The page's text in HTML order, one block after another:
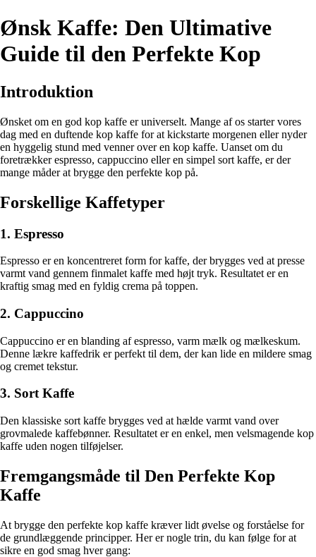
Ønsk Kaffe: Den Ultimative
Guide til den Perfekte Kop
Introduktion
Ønsket om en god kop kaffe er universelt. Mange af os starter vores
dag med en duftende kop kaffe for at kickstarte morgenen eller nyder
en hyggelig stund med venner over en kop kaffe. Uanset om du
foretrækker espresso, cappuccino eller en simpel sort kaffe, er der
mange måder at brygge den perfekte kop på.
Forskellige Kaffetyper
1. Espresso
Espresso er en koncentreret form for kaffe, der brygges ved at presse
varmt vand gennem finmalet kaffe med højt tryk. Resultatet er en
kraftig smag med en fyldig crema på toppen.
2. Cappuccino
Cappuccino er en blanding af espresso, varm mælk og mælkeskum.
Denne lækre kaffedrik er perfekt til dem, der kan lide en mildere smag
og cremet tekstur.
3. Sort Kaffe
Den klassiske sort kaffe brygges ved at hælde varmt vand over
grovmalede kaffebønner. Resultatet er en enkel, men velsmagende kop
kaffe uden nogen tilføjelser.
Fremgangsmåde til Den Perfekte Kop
Kaffe
At brygge den perfekte kop kaffe kræver lidt øvelse og forståelse for
de grundlæggende principper. Her er nogle trin, du kan følge for at
sikre en god smag hver gang: